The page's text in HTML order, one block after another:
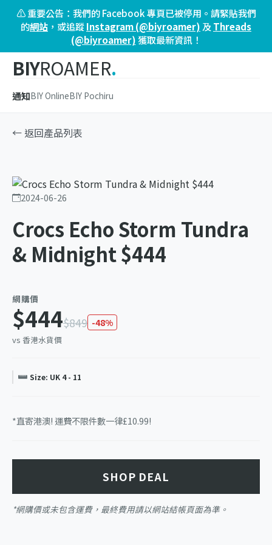
⚠️ 重要公告：我們的 Facebook 專頁已被停用。請緊貼我們
的網站 ，或追蹤Instagram (@biyroamer) 及 Threads
(@biyroamer)獲取最新資訊！
BIYROAMER.
通知BIY OnlineBIY Pochiru
← 返回產品列表
2024-06-26
Crocs Echo Storm Tundra
& Midnight $444
網購價
$444$849 -48%
vs 香港水貨價
Size: UK 4 - 11
*直寄港澳! 運費不限件數一律£10.99!
SHOP DEAL
*網購價或未包含運費，最終費用請以網站結帳頁面為準。